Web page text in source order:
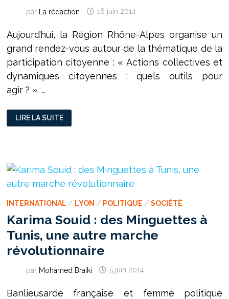
par La rédaction 16 juin 2014
Aujourd’hui, la Région Rhône-Alpes organise un
grand rendez-vous autour de la thématique de la
participation citoyenne : « Actions collectives et
dynamiques citoyennes : quels outils pour
agir ? ». …
UNE
JOURNÉE
POUR
L’HOTEL
DE
LIRE LA SUITE
INTERNATIONAL / LYON / POLITIQUE / SOCIÉTÉ
Karima Souid : des Minguettes à
Tunis, une autre marche
révolutionnaire
par Mohamed Braiki 5 juin 2014
Banlieusarde française et femme politique